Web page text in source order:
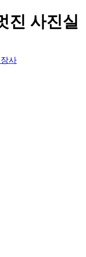
진 사진실